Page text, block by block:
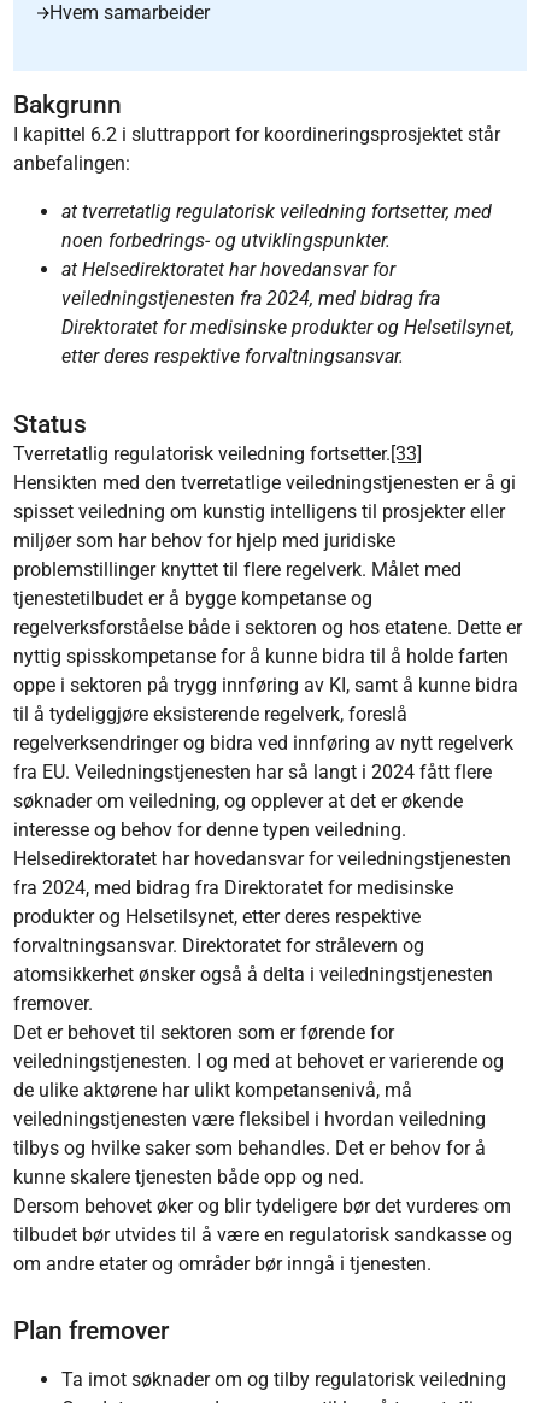
Hvem samarbeider
Bakgrunn
I kapittel 6.2 i sluttrapport for koordineringsprosjektet står
anbefalingen:
at tverretatlig regulatorisk veiledning fortsetter, med
noen forbedrings- og utviklingspunkter.
at Helsedirektoratet har hovedansvar for
veiledningstjenesten fra 2024, med bidrag fra
Direktoratet for medisinske produkter og Helsetilsynet,
etter deres respektive forvaltningsansvar.
Status
Tverretatlig regulatorisk veiledning fortsetter.[33]
Hensikten med den tverretatlige veiledningstjenesten er å gi
spisset veiledning om kunstig intelligens til prosjekter eller
miljøer som har behov for hjelp med juridiske
problemstillinger knyttet til flere regelverk. Målet med
tjenestetilbudet er å bygge kompetanse og
regelverksforståelse både i sektoren og hos etatene. Dette er
nyttig spisskompetanse for å kunne bidra til å holde farten
oppe i sektoren på trygg innføring av KI, samt å kunne bidra
til å tydeliggjøre eksisterende regelverk, foreslå
regelverksendringer og bidra ved innføring av nytt regelverk
fra EU. Veiledningstjenesten har så langt i 2024 fått flere
søknader om veiledning, og opplever at det er økende
interesse og behov for denne typen veiledning.
Helsedirektoratet har hovedansvar for veiledningstjenesten
fra 2024, med bidrag fra Direktoratet for medisinske
produkter og Helsetilsynet, etter deres respektive
forvaltningsansvar. Direktoratet for strålevern og
atomsikkerhet ønsker også å delta i veiledningstjenesten
fremover.
Det er behovet til sektoren som er førende for
veiledningstjenesten. I og med at behovet er varierende og
de ulike aktørene har ulikt kompetansenivå, må
veiledningstjenesten være fleksibel i hvordan veiledning
tilbys og hvilke saker som behandles. Det er behov for å
kunne skalere tjenesten både opp og ned.
Dersom behovet øker og blir tydeligere bør det vurderes om
tilbudet bør utvides til å være en regulatorisk sandkasse og
om andre etater og områder bør inngå i tjenesten.
Plan fremover
Ta imot søknader om og tilby regulatorisk veiledning